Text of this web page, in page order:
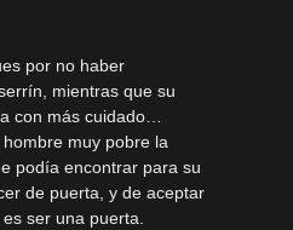
por no haber
mientras que su
con más cuidado…
muy pobre la
podía encontrar para su
de puerta, y de aceptar
ser una puerta.